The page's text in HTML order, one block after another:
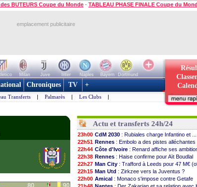
BUTEURS Coupe du Monde - TABLEAU PHASE FINALE Coupe du
emplacement publicitaire
Milan Juve Inter Naples Bayern
Dortmund
Chroniques TV +
Transferts | Palmarès | Les Clubs |
80 90
Actu et transferts 24h/24
23h00 CdM 2030 : Rubiales charge Infantino et ...
22h51 Rennes : Embolo a des pistes alléchantes
22h44 Côte d'Ivoire : Renard affiche ses
22h38 Rennes : Haise confirme pour Aït Boudlal
22h27 Man City : Trafford à Leeds pour 47 M€
22h15 Man Utd : Zirkzee vers la Juventus ?
22h00 Amical : Monaco s'impose contre Getafe